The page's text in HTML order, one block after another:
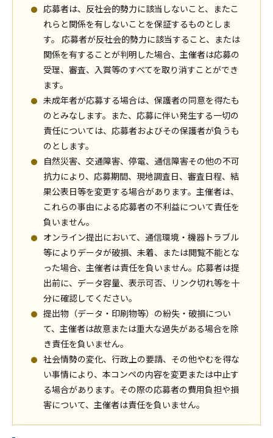
応募者は、反社会的勢力に該当しないこと、またこ
れらと関係を有しないことを保証するものとしま
す。 応募者が反社会的勢力に該当すること、または
関係を有することが判明した場合、主催者は応募の
受理、審査、入賞等のすべてを取り消すことができ
ます。
未成年者が応募する場合は、保護者の同意を得たも
のとみなします。また、応募に伴い発生する一切の
責任については、応募者およびその保護者が負うも
のとします。
自然災害、交通障害、停電、通信障害その他の不可
抗力により、応募期間、現地調査日、審査日程、結
果公表日等を変更する場合があります。主催者は、
これらの事由による応募者の不利益について責任を
負いません。
オンライン提出において、通信環境・機器トラブル
等によりデータが破損、未着、または閲覧不能とな
った場合、主催者は責任を負いません。応募者は提
出前に、データ容量、表示可否、リンク切れ等を十
分に確認してください。
提出物（データ・印刷物等）の紛失・破損につい
て、主催者は故意または重大な過失がある場合を除
き責任を負いません。
社会情勢の変化、行政上の要請、その他やむを得な
い事情により、本コンペの内容を変更または中止す
る場合があります。その際の応募者の費用負担や損
害について、主催者は責任を負いません。